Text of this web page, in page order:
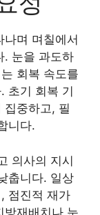
며 며칠에서
. 눈을 과도하
회복 속도를
초기 회복 기
집중하고, 필
니다.
의사의 지시
춥니다. 일상
점진적 재가
방재배치나 눈